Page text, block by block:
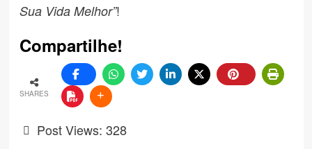
Sua Vida Melhor”!
Compartilhe!
SHARES
Post Views: 328